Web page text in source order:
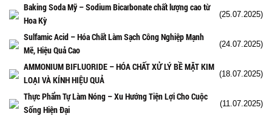
Baking Soda Mỹ – Sodium Bicarbonate chất lượng cao từ
Hoa Kỳ
(25.07.2025)
Sulfamic Acid – Hóa Chất Làm Sạch Công Nghiệp Mạnh
Mẽ, Hiệu Quả Cao
(24.07.2025)
AMMONIUM BIFLUORIDE – HÓA CHẤT XỬ LÝ BỀ MẶT KIM
LOẠI VÀ KÍNH HIỆU QUẢ
(18.07.2025)
Thực Phẩm Tự Làm Nóng – Xu Hướng Tiện Lợi Cho Cuộc
Sống Hiện Đại
(11.07.2025)